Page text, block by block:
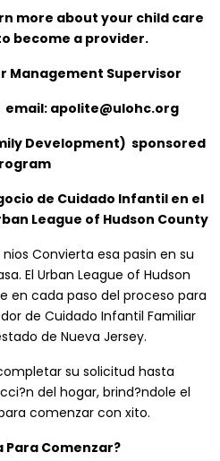
more about your child care
become a provider.
Management Supervisor
email: apolite@ulohc.org
Development) sponsored
de Cuidado Infantil en el
League of Hudson County
Convierta esa pasin en su
El Urban League of Hudson
en cada paso del proceso para
de Cuidado Infantil Familiar
de Nueva Jersey.
su solicitud hasta
del hogar, brind?ndole el
comenzar con xito.
Para Comenzar?